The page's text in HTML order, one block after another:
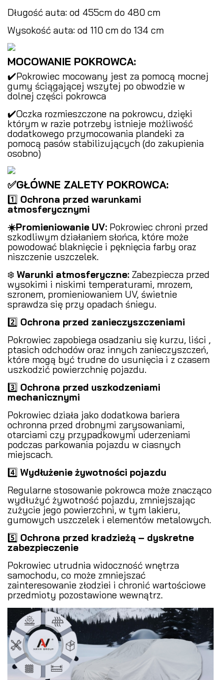
Długość auta: od 455cm do 480 cm
Wysokość auta: od 110 cm do 134 cm
MOCOWANIE POKROWCA:
✔️Pokrowiec mocowany jest za pomocą mocnej
gumy ściągającej wszytej po obwodzie w
dolnej części pokrowca
✔️Oczka rozmieszczone na pokrowcu, dzięki
którym w razie potrzeby istnieje możliwość
dodatkowego przymocowania plandeki za
pomocą pasów stabilizujących (do zakupienia
osobno)
✅GŁÓWNE ZALETY POKROWCA:
1️⃣ Ochrona przed warunkami
atmosferycznymi
☀️Promieniowanie UV: Pokrowiec chroni przed
szkodliwym działaniem słońca, które może
powodować blaknięcie i pęknięcia farby oraz
niszczenie uszczelek.
❄️ Warunki atmosferyczne: Zabezpiecza przed
wysokimi i niskimi temperaturami, mrozem,
szronem, promieniowaniem UV, świetnie
sprawdza się przy opadach śniegu.
2️⃣ Ochrona przed zanieczyszczeniami
Pokrowiec zapobiega osadzaniu się kurzu, liści ,
ptasich odchodów oraz innych zanieczyszczeń,
które mogą być trudne do usunięcia i z czasem
uszkodzić powierzchnię pojazdu.
3️⃣ Ochrona przed uszkodzeniami
mechanicznymi
Pokrowiec działa jako dodatkowa bariera
ochronna przed drobnymi zarysowaniami,
otarciami czy przypadkowymi uderzeniami
podczas parkowania pojazdu w ciasnych
miejscach.
4️⃣ Wydłużenie żywotności pojazdu
Regularne stosowanie pokrowca może znacząco
wydłużyć żywotność pojazdu, zmniejszając
zużycie jego powierzchni, w tym lakieru,
gumowych uszczelek i elementów metalowych.
5️⃣ Ochrona przed kradzieżą – dyskretne
zabezpieczenie
Pokrowiec utrudnia widoczność wnętrza
samochodu, co może zmniejszać
zainteresowanie złodziei i chronić wartościowe
przedmioty pozostawione wewnątrz.